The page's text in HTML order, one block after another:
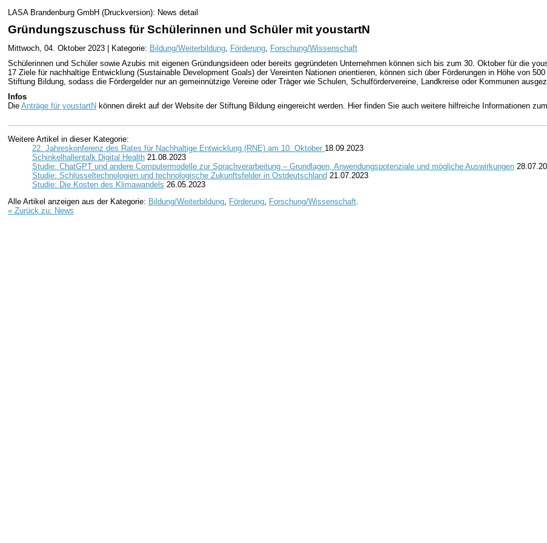
LASA Brandenburg GmbH (Druckversion): News detail
Gründungszuschuss für Schülerinnen und Schüler mit youstartN
Mittwoch, 04. Oktober 2023 | Kategorie: Bildung/Weiterbildung, Förderung, Forschung/Wissenschaft
Schülerinnen und Schüler sowie Azubis mit eigenen Gründungsideen oder bereits gegründeten Unternehmen können sich bis zum 30. Oktober für die
17 Ziele für nachhaltige Entwicklung (Sustainable Development Goals) der Vereinten Nationen orientieren, können sich über Förderungen in Höhe von
Stiftung Bildung, sodass die Fördergelder nur an gemeinnützige Vereine oder Träger wie Schulen, Schulfördervereine, Landkreise oder Kommunen
Infos
Die Anträge für youstartN können direkt auf der Website der Stiftung Bildung eingereicht werden. Hier finden Sie auch weitere hilfreiche Informationen
Weitere Artikel in dieser Kategorie:
22. Jahreskonferenz des Rates für Nachhaltige Entwicklung (RNE) am 10. Oktober 18.09.2023
Schinkelhallentalk Digital Health 21.08.2023
Studie: ChatGPT und andere Computermodelle zur Sprachverarbeitung – Grundlagen, Anwendungspotenziale und mögliche Auswirkungen
Studie: Schlüsseltechnologien und technologische Zukunftsfelder in Ostdeutschland 21.07.2023
Studie: Die Kosten des Klimawandels 26.05.2023
Alle Artikel anzeigen aus der Kategorie: Bildung/Weiterbildung, Förderung, Forschung/Wissenschaft.
« Zurück zu: News